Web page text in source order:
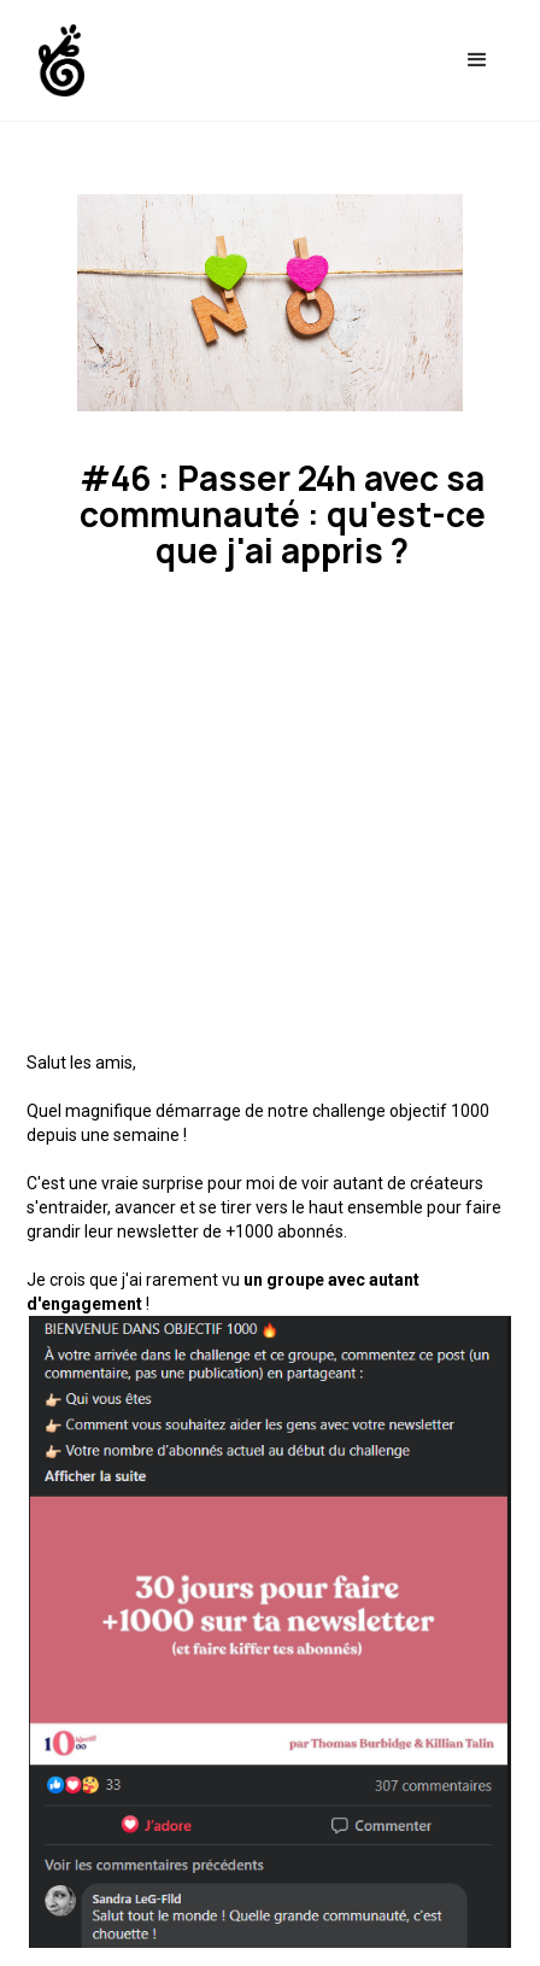
#46 : Passer 24h avec sa
communauté : qu'est-ce
que j'ai appris ?
Salut les amis,
Quel magnifique démarrage de notre challenge objectif 1000
depuis une semaine !
C'est une vraie surprise pour moi de voir autant de créateurs
s'entraider, avancer et se tirer vers le haut ensemble pour faire
grandir leur newsletter de +1000 abonnés.
Je crois que j'ai rarement vu un groupe avec autant
d'engagement!